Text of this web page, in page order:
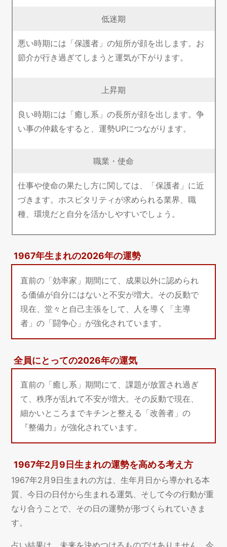
低迷期
悪い時期には「保護者」の短所が顔を出します。お
節介が行き過ぎてしまうと運気が下がります。
上昇期
良い時期には「癒し系」の長所が顔を出します。争
い事の仲裁をすると、運勢UPにつながります。
職業・使命
仕事や使命の果たし方に関しては、「保護者」に近
づきます。ホスピタリティが求められる業界、職
種、環境だと自分を活かしやすいでしょう。
1967年生まれの2026年の運勢
直前の「効率家」期間にて、成果以外に認められ
る価値が自分にはないと不安が増大。その反動で
現在、堂々と自己主張をして、人を導く「主導
者」の「闘争心」が強化されています。
全員にとっての2026年の運気
直前の「癒し系」期間にて、課題が放置され過ぎ
て、秩序が乱れて不安が増大。その反動で現在、
細かいところまでキチンと整える「改善者」の
『整備力』が強化されています。
1967年2月9日生まれの運勢を高める考え方
1967年2月9日生まれの方は、生年月日から導かれる本
質、今日の日付から生まれる運気、そして今の行動が重
なり合うことで、その日の運勢が形づくられていきま
す。
占い結果は、未来を決めつけるものではありません。今